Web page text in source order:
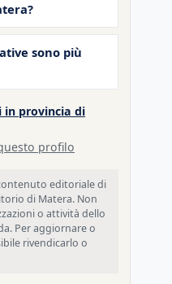
sono più
in provincia di
profilo
editoriale di
di Matera. Non
o attività dello
Per aggiornare o
rivendicarlo o